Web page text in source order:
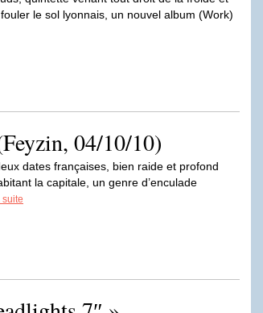
le sol lyonnais, un nouvel album (Work)
04/10/10)
dates françaises, bien raide et profond
la capitale, un genre d’enculade
suite